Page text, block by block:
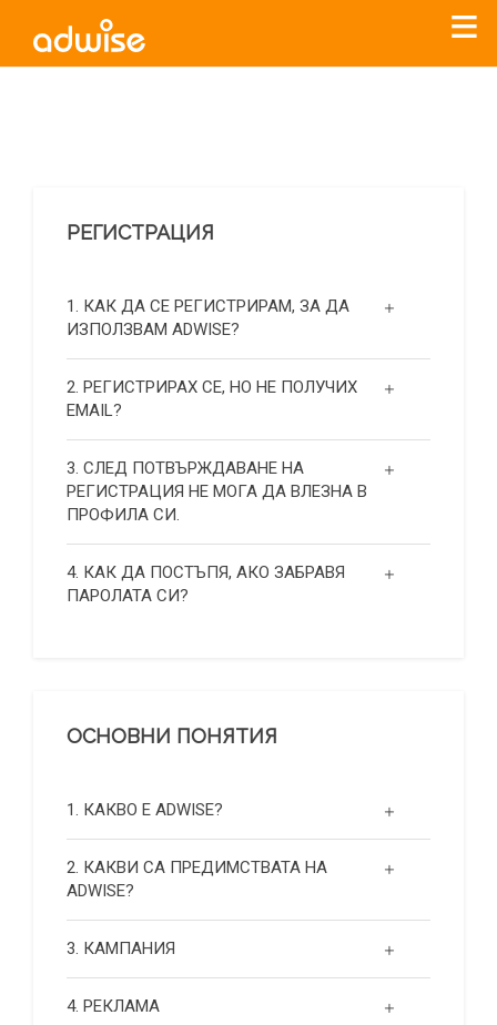
РЕГИСТРАЦИЯ
1. КАК ДА СЕ РЕГИСТРИРАМ, ЗА ДА
ИЗПОЛЗВАМ ADWISE?
2. РЕГИСТРИРАХ СЕ, НО НЕ ПОЛУЧИХ
EMAIL?
3. СЛЕД ПОТВЪРЖДАВАНЕ НА
РЕГИСТРАЦИЯ НЕ МОГА ДА ВЛЕЗНА В
ПРОФИЛА СИ.
4. КАК ДА ПОСТЪПЯ, АКО ЗАБРАВЯ
ПАРОЛАТА СИ?
ОСНОВНИ ПОНЯТИЯ
1. КАКВО Е ADWISE?
2. КАКВИ СА ПРЕДИМСТВАТА НА
ADWISE?
3. КАМПАНИЯ
4. РЕКЛАМА